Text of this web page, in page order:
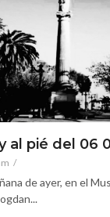
al pié del 06
/
de ayer, en el